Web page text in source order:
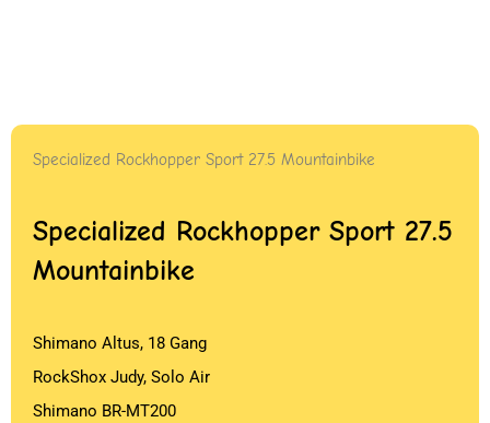
Specialized Rockhopper Sport 27.5 Mountainbike
Specialized Rockhopper Sport 27.5
Mountainbike
Shimano Altus, 18 Gang
RockShox Judy, Solo Air
Shimano BR-MT200